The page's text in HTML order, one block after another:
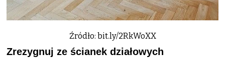
Źródło: bit.ly/2RkWoXX
Zrezygnuj ze ścianek działowych